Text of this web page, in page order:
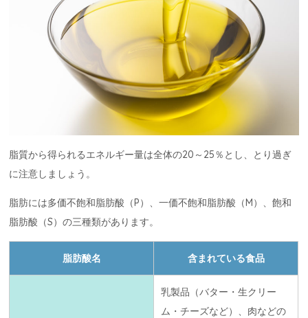
脂質から得られるエネルギー量は全体の20～25％とし、とり過ぎ
に注意しましょう。
脂肪には多価不飽和脂肪酸（P）、一価不飽和脂肪酸（M）、飽和
脂肪酸（S）の三種類があります。
脂肪酸名 含まれている食品
乳製品（バター・生クリー
ム・チーズなど）、肉などの